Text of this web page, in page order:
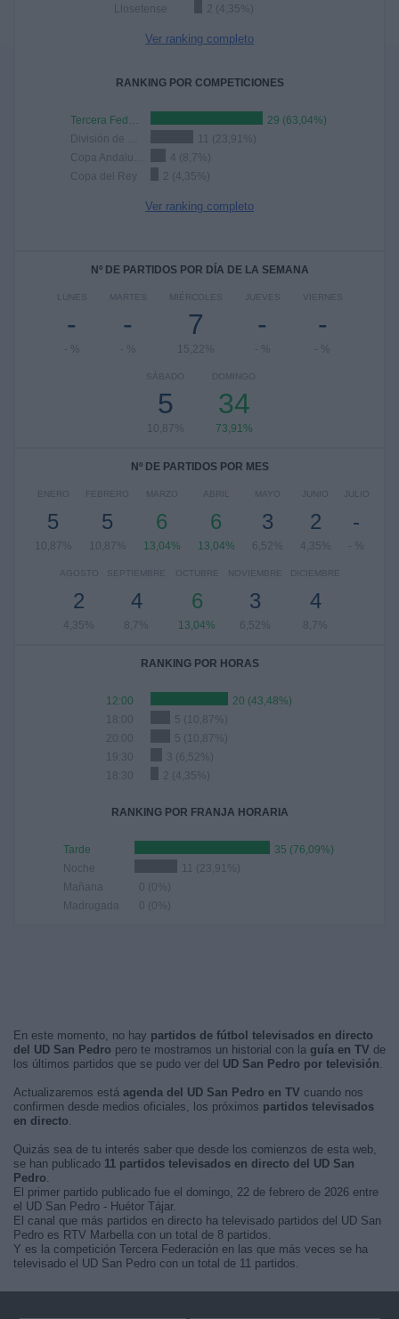
Llosetense
2 (4,35%)
Ver ranking completo
RANKING POR COMPETICIONES
Tercera Federación
29 (63,04%)
11 (23,91%)
4 (8,7%)
Copa del Rey
2 (4,35%)
Ver ranking completo
Nº DE PARTIDOS POR DÍA DE LA SEMANA
LUNES
-
- %
MARTES
-
- %
MIÉRCOLES
7
15,22%
JUEVES
-
- %
VIERNES
-
- %
SÁBADO
5
10,87%
DOMINGO
34
73,91%
Nº DE PARTIDOS POR MES
ENERO
5
10,87%
FEBRERO
5
10,87%
MARZO
6
13,04%
ABRIL
6
13,04%
MAYO
3
6,52%
JUNIO
2
4,35%
JULIO
-
- %
AGOSTO
2
4,35%
SEPTIEMBRE
4
8,7%
OCTUBRE
6
13,04%
NOVIEMBRE
3
6,52%
DICIEMBRE
4
8,7%
RANKING POR HORAS
12:00
20 (43,48%)
18:00
5 (10,87%)
20:00
5 (10,87%)
19:30
3 (6,52%)
18:30
2 (4,35%)
RANKING POR FRANJA HORARIA
Tarde
35 (76,09%)
Noche
11 (23,91%)
Mañana
0 (0%)
Madrugada
0 (0%)
En este momento, no hay partidos de fútbol televisados en directo
del UD San Pedro pero te mostramos un historial con la guía en TV de
los últimos partidos que se pudo ver del UD San Pedro por televisión.
Actualizaremos está agenda del UD San Pedro en TV cuando nos
confirmen desde medios oficiales, los próximos partidos televisados
en directo.
Quizás sea de tu interés saber que desde los comienzos de esta web,
se han publicado 11 partidos televisados en directo del UD San
Pedro.
El primer partido publicado fue el domingo, 22 de febrero de 2026 entre
el UD San Pedro - Huétor Tájar.
El canal que más partidos en directo ha televisado partidos del UD San
Pedro es RTV Marbella con un total de 8 partidos.
Y es la competición Tercera Federación en las que más veces se ha
televisado el UD San Pedro con un total de 11 partidos.